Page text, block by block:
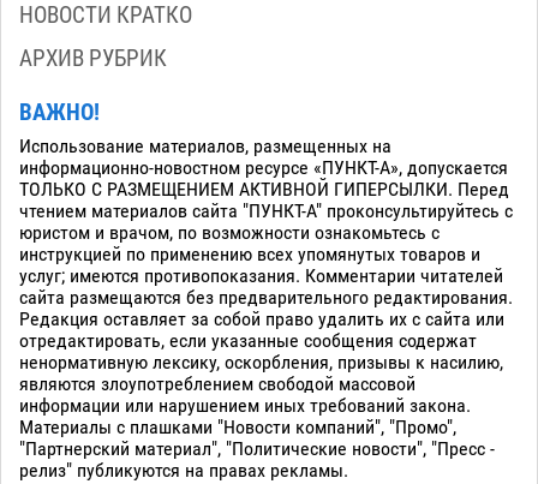
НОВОСТИ КРАТКО
АРХИВ РУБРИК
ВАЖНО!
Использование материалов, размещенных на
информационно-новостном ресурсе «ПУНКТ-А», допускается
ТОЛЬКО С РАЗМЕЩЕНИЕМ АКТИВНОЙ ГИПЕРСЫЛКИ. Перед
чтением материалов сайта "ПУНКТ-А" проконсультируйтесь с
юристом и врачом, по возможности ознакомьтесь с
инструкцией по применению всех упомянутых товаров и
услуг; имеются противопоказания. Комментарии читателей
сайта размещаются без предварительного редактирования.
Редакция оставляет за собой право удалить их с сайта или
отредактировать, если указанные сообщения содержат
ненормативную лексику, оскорбления, призывы к насилию,
являются злоупотреблением свободой массовой
информации или нарушением иных требований закона.
Материалы с плашками "Новости компаний", "Промо",
"Партнерский материал", "Политические новости", "Пресс -
релиз" публикуются на правах рекламы.